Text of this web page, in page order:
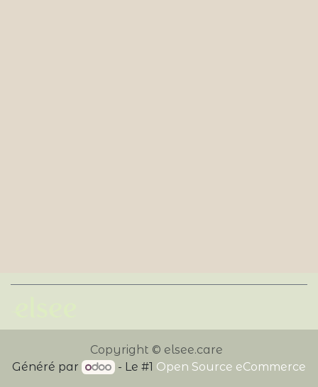
Copyright © elsee.care
Généré par
- Le #1 Open Source eCommerce